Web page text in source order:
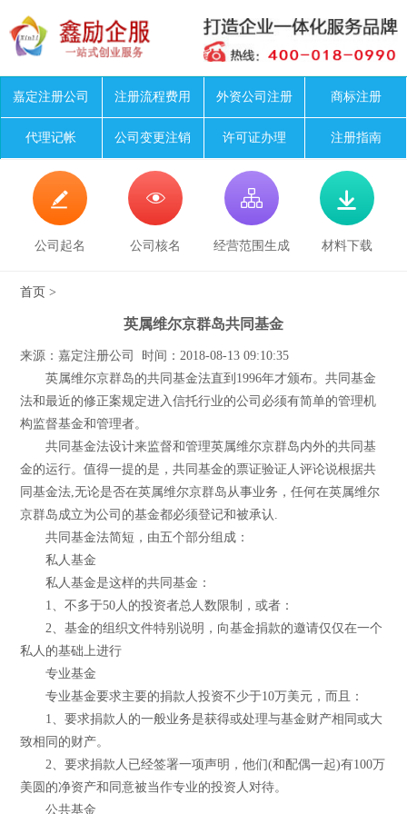
嘉定注册公司 注册流程费用 外资公司注册 商标注册
代理记帐 公司变更注销 许可证办理 注册指南

公司起名

公司核名

经营范围生成

材料下载
首页 >
英属维尔京群岛共同基金
来源：嘉定注册公司 时间：2018-08-13 09:10:35
英属维尔京群岛的共同基金法直到1996年才颁布。共同基金
法和最近的修正案规定进入信托行业的公司必须有简单的管理机
构监督基金和管理者。
共同基金法设计来监督和管理英属维尔京群岛内外的共同基
金的运行。值得一提的是，共同基金的票证验证人评论说根据共
同基金法,无论是否在英属维尔京群岛从事业务，任何在英属维尔
京群岛成立为公司的基金都必须登记和被承认.
共同基金法简短，由五个部分组成：
私人基金
私人基金是这样的共同基金：
1、不多于50人的投资者总人数限制，或者：
2、基金的组织文件特别说明，向基金捐款的邀请仅仅在一个
私人的基础上进行
专业基金
专业基金要求主要的捐款人投资不少于10万美元，而且：
1、要求捐款人的一般业务是获得或处理与基金财产相同或大
致相同的财产。
2、要求捐款人已经签署一项声明，他们(和配偶一起)有100万
美圆的净资产和同意被当作专业的投资人对待。
公共基金